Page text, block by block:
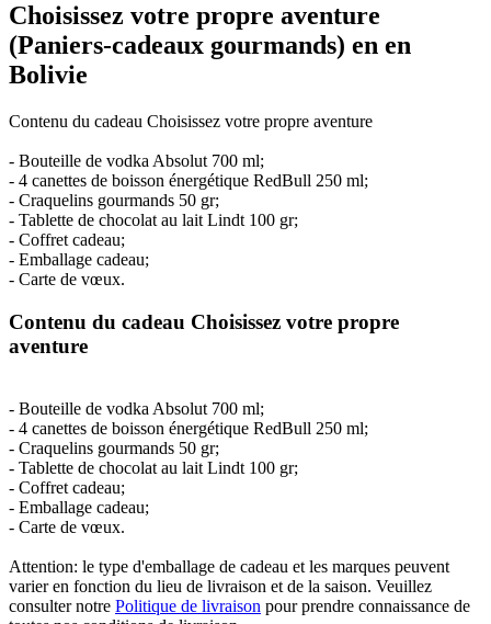
Choisissez votre propre aventure
(Paniers-cadeaux gourmands) en en
Bolivie
Contenu du cadeau Choisissez votre propre aventure
- Bouteille de vodka Absolut 700 ml;
- 4 canettes de boisson énergétique RedBull 250 ml;
- Craquelins gourmands 50 gr;
- Tablette de chocolat au lait Lindt 100 gr;
- Coffret cadeau;
- Emballage cadeau;
- Carte de vœux.
Contenu du cadeau Choisissez votre propre
aventure
- Bouteille de vodka Absolut 700 ml;
- 4 canettes de boisson énergétique RedBull 250 ml;
- Craquelins gourmands 50 gr;
- Tablette de chocolat au lait Lindt 100 gr;
- Coffret cadeau;
- Emballage cadeau;
- Carte de vœux.
Attention: le type d'emballage de cadeau et les marques peuvent
varier en fonction du lieu de livraison et de la saison. Veuillez
consulter notre Politique de livraison pour prendre connaissance de